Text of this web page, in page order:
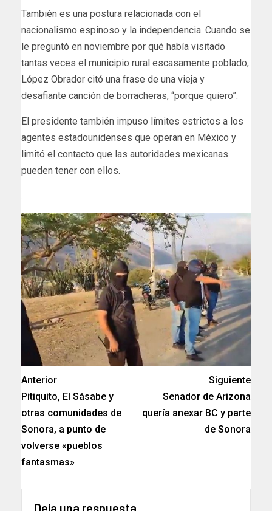
También es una postura relacionada con el
nacionalismo espinoso y la independencia. Cuando se
le preguntó en noviembre por qué había visitado
tantas veces el municipio rural escasamente poblado,
López Obrador citó una frase de una vieja y
desafiante canción de borracheras, “porque quiero”.
El presidente también impuso límites estrictos a los
agentes estadounidenses que operan en México y
limitó el contacto que las autoridades mexicanas
pueden tener con ellos.
.
Anterior
Pitiquito, El Sásabe y
otras comunidades de
Sonora, a punto de
volverse «pueblos
fantasmas»
Siguiente
Senador de Arizona
quería anexar BC y parte
de Sonora